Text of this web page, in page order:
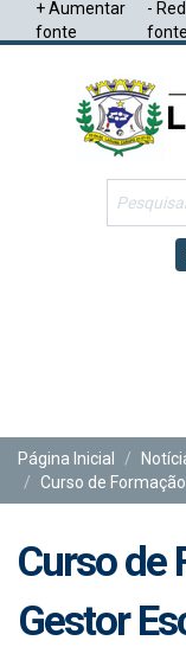
+ Aumentar
fonte
-
fonte
Página Inicial
Curso de
Curso de
Gestor